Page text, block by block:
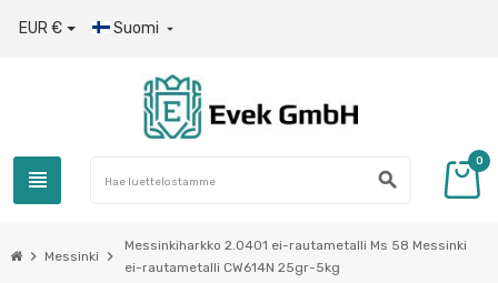
EUR € Suomi 
view_headline search
0
chevron_right Messinki chevron_right
Messinkiharkko 2.0401 ei-rautametalli Ms 58 Messinki
ei-rautametalli CW614N 25gr-5kg